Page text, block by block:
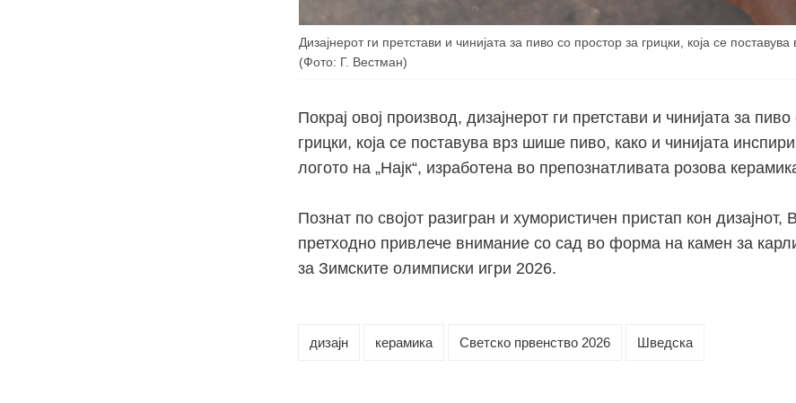
Дизајнерот ги претстави и чинијата за пиво со простор за грицки, која се
(Фото: Г. Вестман)
Покрај овој производ, дизајнерот ги претстави и чинијата за
грицки, која се поставува врз шише пиво, како и чинијата
логото на „Најк“, изработена во препознатливата розова
Познат по својот разигран и хумористичен пристап кон дизајнот,
претходно привлече внимание со сад во форма на камен за
за Зимските олимписки игри 2026.
дизајн керамика Светско првенство 2026 Шведска